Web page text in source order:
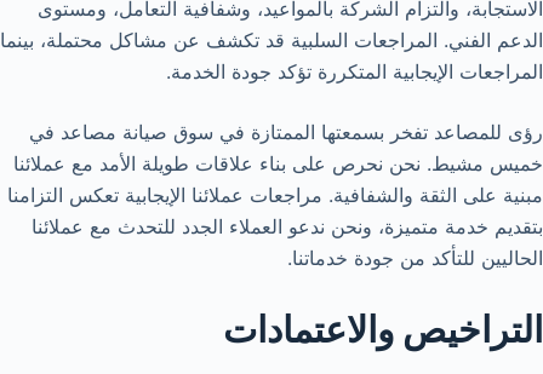
الاستجابة، والتزام الشركة بالمواعيد، وشفافية التعامل، ومستوى
الدعم الفني. المراجعات السلبية قد تكشف عن مشاكل محتملة، بينما
المراجعات الإيجابية المتكررة تؤكد جودة الخدمة.
رؤى للمصاعد تفخر بسمعتها الممتازة في سوق صيانة مصاعد في
خميس مشيط. نحن نحرص على بناء علاقات طويلة الأمد مع عملائنا
مبنية على الثقة والشفافية. مراجعات عملائنا الإيجابية تعكس التزامنا
بتقديم خدمة متميزة، ونحن ندعو العملاء الجدد للتحدث مع عملائنا
الحاليين للتأكد من جودة خدماتنا.
التراخيص والاعتمادات